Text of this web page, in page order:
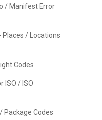
/ Manifest Error
Places / Locations
Codes
ISO / ISO
Package Codes